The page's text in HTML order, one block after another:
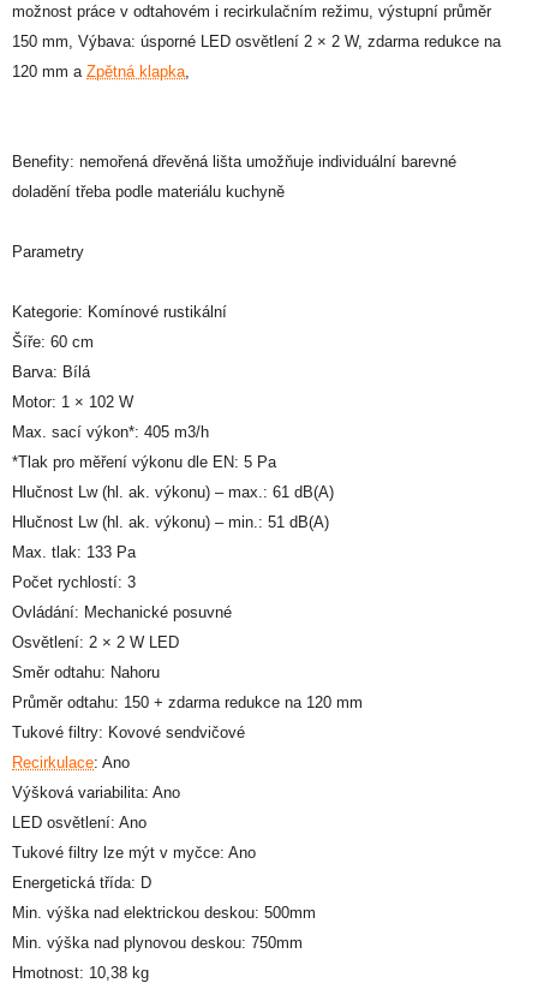
možnost práce v odtahovém i recirkulačním režimu, výstupní průměr
150 mm, Výbava: úsporné LED osvětlení 2 × 2 W, zdarma redukce na
120 mm a Zpětná klapka
Benefity: nemořená dřevěná lišta umožňuje individuální barevné
doladění třeba podle materiálu kuchyně
Parametry
Kategorie: Komínové rustikální
Šíře: 60 cm
Barva: Bílá
Motor: 1 × 102 W
Max. sací výkon*: 405 m3/h
*Tlak pro měření výkonu dle EN: 5 Pa
Hlučnost Lw (hl. ak. výkonu) – max.: 61 dB(A)
Hlučnost Lw (hl. ak. výkonu) – min.: 51 dB(A)
Max. tlak: 133 Pa
Počet rychlostí: 3
Ovládání: Mechanické posuvné
Osvětlení: 2 × 2 W LED
Směr odtahu: Nahoru
Průměr odtahu: 150 + zdarma redukce na 120 mm
Tukové filtry: Kovové sendvičové
Recirkulace: Ano
Výšková variabilita: Ano
LED osvětlení: Ano
Tukové filtry lze mýt v myčce: Ano
Energetická třída: D
Min. výška nad elektrickou deskou: 500mm
Min. výška nad plynovou deskou: 750mm
Hmotnost: 10,38 kg